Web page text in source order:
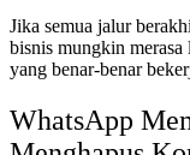
Jika semua jalur
bisnis mungkin merasa
yang benar-benar
WhatsApp